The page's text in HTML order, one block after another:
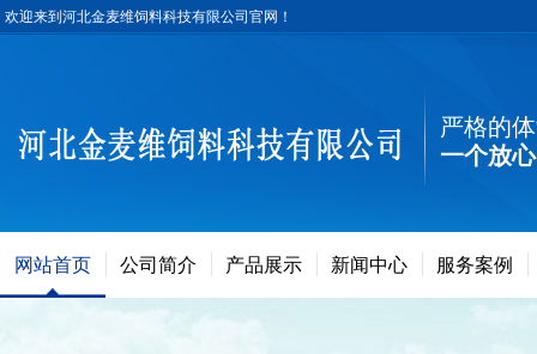
欢迎来到河北金麦维饲料科技有限公司官网！
严格的
一个放
网站首页 公司简介 产品展示 新闻中心 服务案例